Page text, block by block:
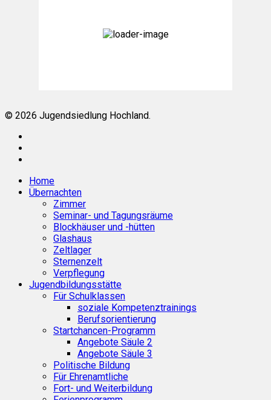
Aug. 7, 2026
© 2026 Jugendsiedlung Hochland.
Close
Menu
Home
Übernachten
Zimmer
Seminar- und Tagungsräume
Blockhäuser und -hütten
Glashaus
Zeltlager
Sternenzelt
Verpflegung
Jugendbildungsstätte
Für Schulklassen
soziale Kompetenztrainings
Berufsorientierung
Startchancen-Programm
Angebote Säule 2
Angebote Säule 3
Politische Bildung
Für Ehrenamtliche
Fort- und Weiterbildung